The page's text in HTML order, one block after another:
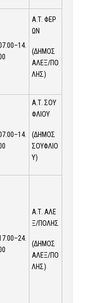
Α.Τ. ΦΕΡ
ΩΝ
(ΔΗΜΟΣ
ΑΛΕΞ/ΠΟ
ΛΗΣ)
Α.Τ. ΣΟΥ
ΦΛΙΟΥ
(ΔΗΜΟΣ
ΣΟΥΦΛΙΟ
Υ)
Α.Τ. ΑΛΕ
Ξ/ΠΟΛΗΣ
(ΔΗΜΟΣ
ΑΛΕΞ/ΠΟ
ΛΗΣ)